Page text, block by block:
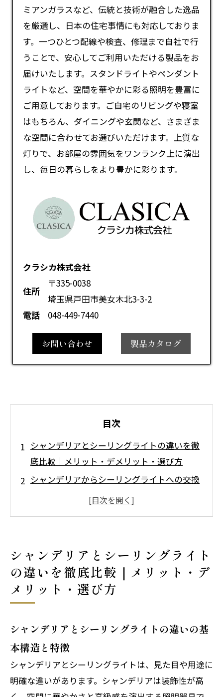
ミアンガラスなど、伝統と技術が融合した逸品
を厳選し、日本の住宅事情にも対応しておりま
す。一つひとつ配線や検査、修理まで自社で行
うことで、安心してご利用いただける製品をお
届けいたします。スタンドライトやペンダント
ライトなど、空間を華やかに彩る照明を豊富に
ご用意しております。ご自宅のリビングや寝室
はもちろん、ダイニングや玄関など、さまざま
な空間に合わせてお選びいただけます。上質な
灯りで、お部屋の雰囲気をワンランク上に演出
し、毎日の暮らしをより豊かに彩ります。
クラシカ株式会社
住所
〒335-0038
埼玉県戸田市美女木北3-3-2
電話
048-449-7440
お問い合わせ 製品カタログ
目次
シャンデリアとシーリングライトの違いを徹
底比較｜メリット・デメリット・選び方
シャンデリアからシーリングライトへの交換
｜費用・手順・注意点
おしゃれなシャンデリアとシーリングライト
シャンデリアやシーリングライトの取り付け
方法｜引掛シーリング・重いシャンデリア対
応
シャンデリアとシーリングライト
の違いを徹底比較｜メリット・デ
メリット・選び方
シャンデリアとシーリングライトの違いの基
本構造と特徴
シャンデリアとシーリングライトは、見た目や用途に
明確な違いがあります。シャンデリアは装飾性が高